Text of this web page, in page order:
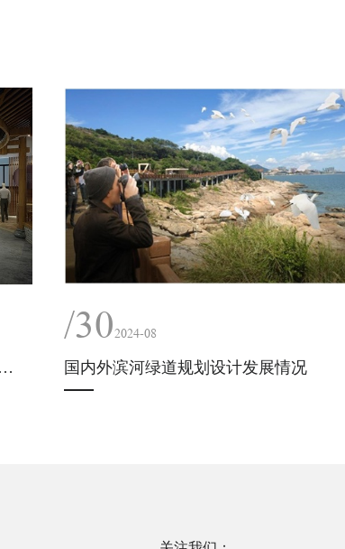
工业旅游基地的设计原则有哪些？其设计策略、选址和布局是怎样的？
/302024-08
国内外滨河绿道规划设计发展情况